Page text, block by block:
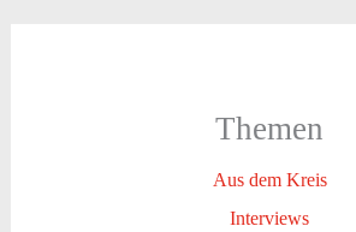
Themen
Aus dem Kreis
Interviews